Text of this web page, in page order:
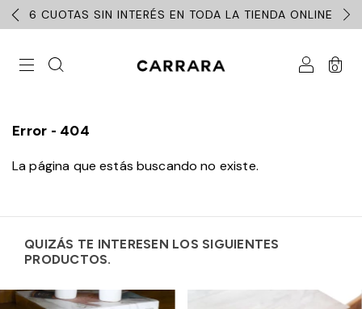
6 CUOTAS SIN INTERÉS EN TODA LA TIENDA ONLINE
0
Error - 404
La página que estás buscando no existe.
QUIZÁS TE INTERESEN LOS SIGUIENTES
PRODUCTOS.